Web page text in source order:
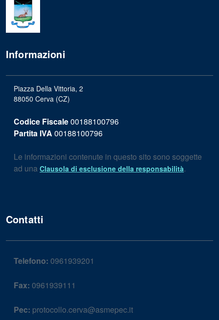
Informazioni
Piazza Della Vittoria, 2
88050 Cerva (CZ)
Codice Fiscale00188100796
Partita IVA 00188100796
Le informazioni contenute in questo sito sono soggette
ad una Clausola di esclusione della responsabilità.
Contatti
Telefono: 0961939201
Fax: 0961939111
Pec: protocollo.cerva@asmepec.it